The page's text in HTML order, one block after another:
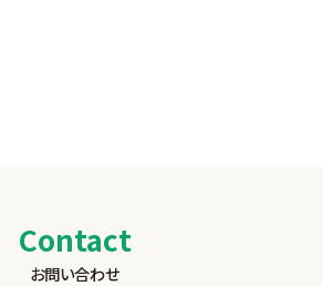
Contact
お問い合わせ